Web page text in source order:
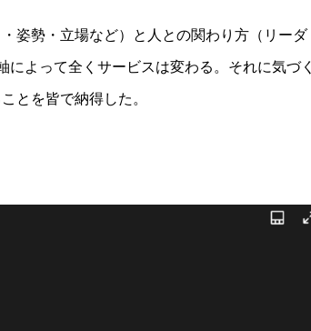
姿勢・立場など）と人との関わり方（リーダ
よって全くサービスは変わる。それに気づく
とを皆で納得した。